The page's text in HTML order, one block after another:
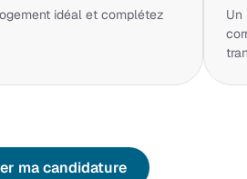
idéal et complétez
Un
ma candidature